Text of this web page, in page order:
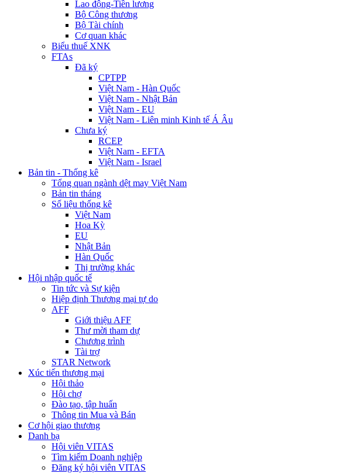
Lao động-Tiền lương
Bộ Công thương
Bộ Tài chính
Cơ quan khác
Biểu thuế XNK
FTAs
Đã ký
CPTPP
Việt Nam - Hàn Quốc
Việt Nam - Nhật Bản
Việt Nam - EU
Việt Nam - Liên minh Kinh tế Á Âu
Chưa ký
RCEP
Việt Nam - EFTA
Việt Nam - Israel
Bản tin - Thống kê
Tổng quan ngành dệt may Việt Nam
Bản tin tháng
Số liệu thống kê
Việt Nam
Hoa Kỳ
EU
Nhật Bản
Hàn Quốc
Thị trường khác
Hội nhập quốc tế
Tin tức và Sự kiện
Hiệp định Thương mại tự do
AFF
Giới thiệu AFF
Thư mời tham dự
Chương trình
Tài trợ
STAR Network
Xúc tiến thương mại
Hội thảo
Hội chợ
Đào tạo, tập huấn
Thông tin Mua và Bán
Cơ hội giao thương
Danh bạ
Hội viên VITAS
Tìm kiếm Doanh nghiệp
Đăng ký hội viên VITAS